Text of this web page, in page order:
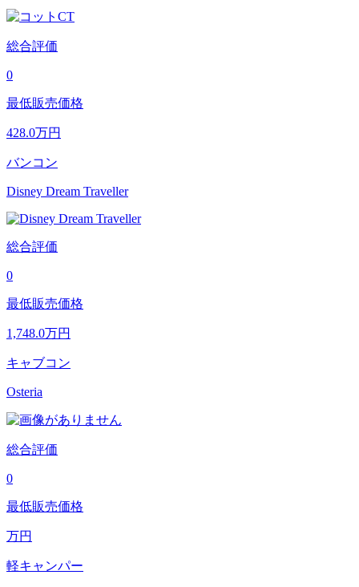
総合評価
0
最低販売価格
428.0万円
バンコン
Disney Dream Traveller
総合評価
0
最低販売価格
1,748.0万円
キャブコン
Osteria
総合評価
0
最低販売価格
万円
軽キャンパー